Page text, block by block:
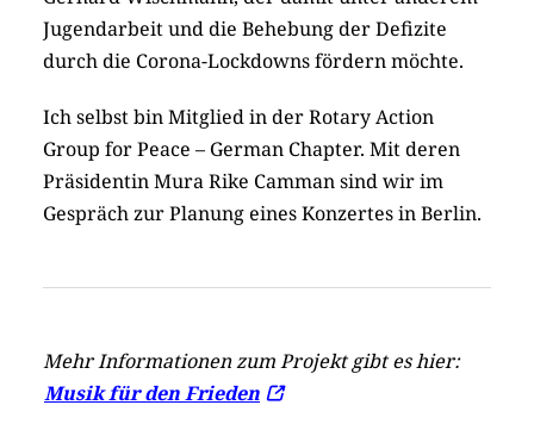
Jugendarbeit und die Behebung der Defizite
durch die Corona-Lockdowns fördern möchte.
Ich selbst bin Mitglied in der Rotary Action
Group for Peace – German Chapter. Mit deren
Präsidentin Mura Rike Camman sind wir im
Gespräch zur Planung eines Konzertes in Berlin.
Mehr Informationen zum Projekt gibt es hier:
Musik für den Frieden